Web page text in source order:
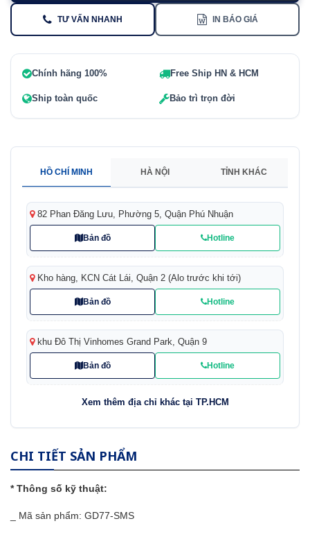
TƯ VẤN NHANH IN BÁO GIÁ
Chính hãng 100% Free Ship HN & HCM
Ship toàn quốc Bảo trì trọn đời
HỒ CHÍ MINH HÀ NỘI TỈNH KHÁC
82 Phan Đăng Lưu, Phường 5, Quận Phú Nhuận
Bản đồ Hotline
Kho hàng, KCN Cát Lái, Quận 2 (Alo trước khi tới)
Bản đồ Hotline
khu Đô Thị Vinhomes Grand Park, Quận 9
Bản đồ Hotline
Xem thêm địa chỉ khác tại TP.HCM
CHI TIẾT SẢN PHẨM
* Thông số kỹ thuật:
_ Mã sản phẩm: GD77-SMS